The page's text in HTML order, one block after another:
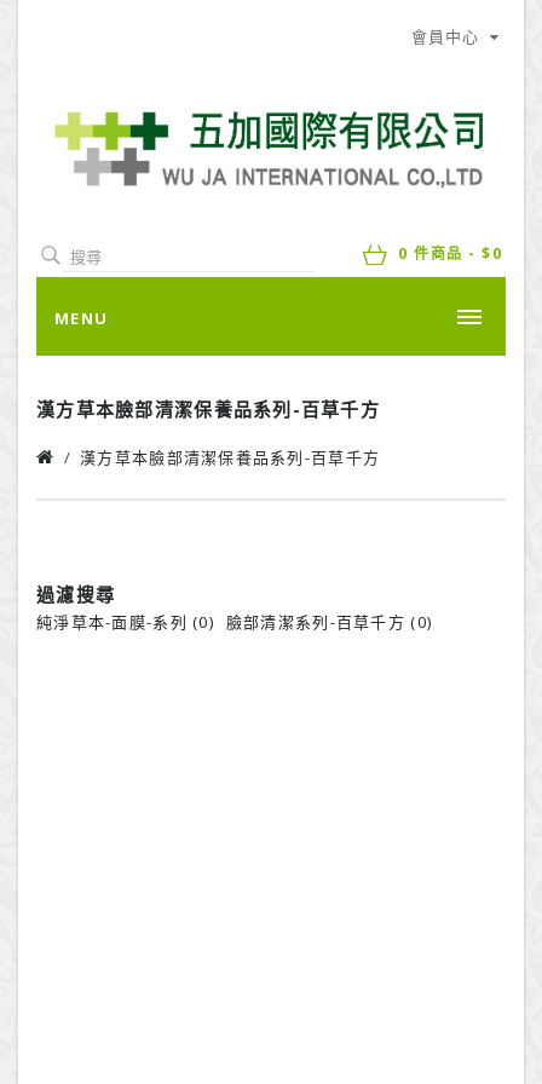
會員中心
0 件商品 - $0
MENU
漢方草本臉部清潔保養品系列-百草千方
漢方草本臉部清潔保養品系列-百草千方
過濾搜尋
純淨草本-面膜-系列 (0) 臉部清潔系列-百草千方 (0)